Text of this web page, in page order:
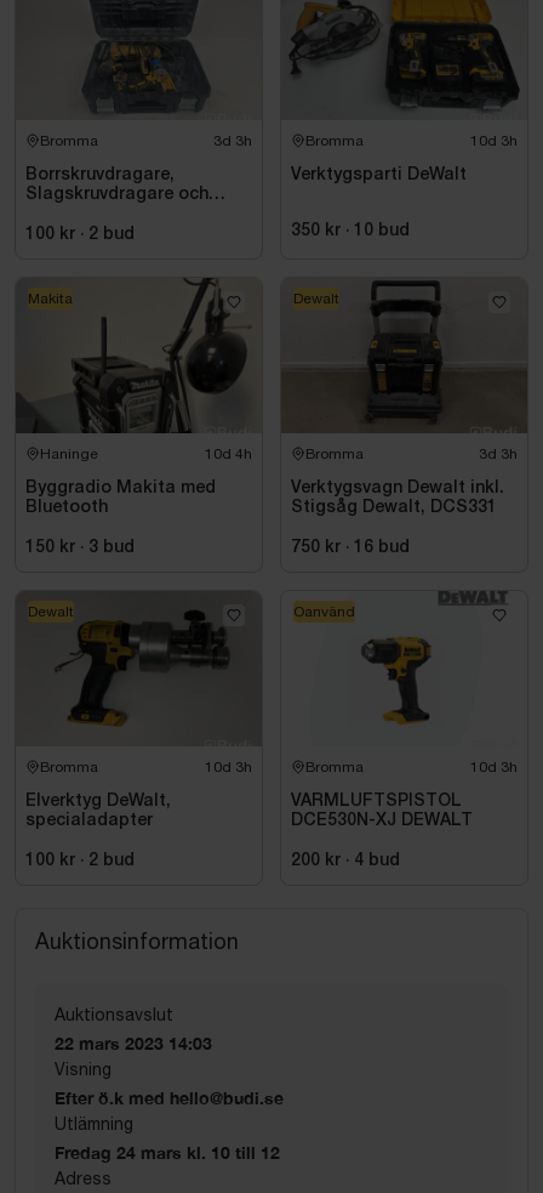
Bromma 3d 3h
Borrskruvdragare,
Slagskruvdragare och
100 kr · 2 bud
Bromma 10d 3h
Verktygsparti DeWalt
350 kr · 10 bud
Haninge 10d 4h
Byggradio Makita med
Bluetooth
150 kr · 3 bud
Makita
Bromma 3d 3h
Verktygsvagn Dewalt inkl.
Stigsåg Dewalt, DCS331
750 kr · 16 bud
Dewalt
Bromma 10d 3h
Elverktyg DeWalt,
specialadapter
100 kr · 2 bud
Dewalt
Bromma 10d 3h
VARMLUFTSPISTOL
DCE530N-XJ DEWALT
200 kr · 4 bud
Oanvänd
Auktionsinformation
Auktionsavslut
22 mars 2023 14:03
Visning
Efter ö.k med hello@budi.se
Utlämning
Fredag 24 mars kl. 10 till 12
Adress